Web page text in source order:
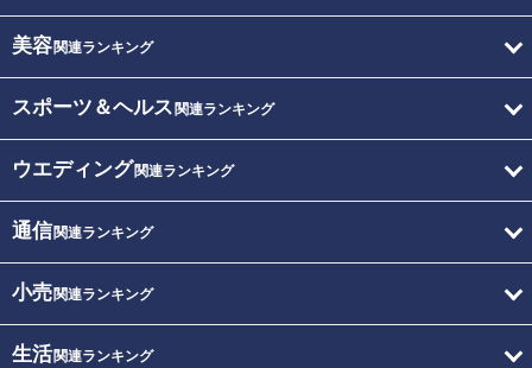
美容関連ランキング
スポーツ＆ヘルス 関連ランキング
ウエディング関連ランキング
通信関連ランキング
小売関連ランキング
生活関連ランキング